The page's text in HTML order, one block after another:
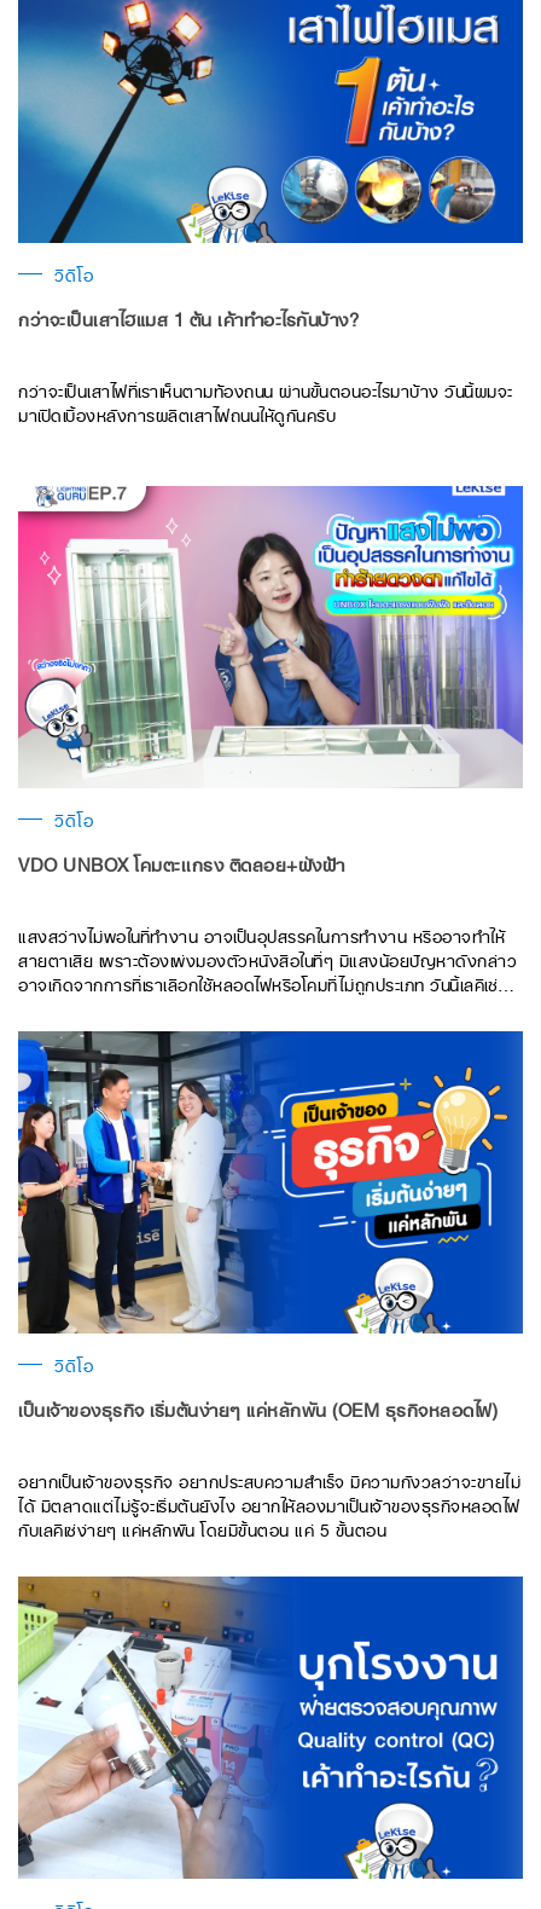
วิดีโอ
กว่าจะเป็นเสาไฮแมส 1 ต้น เค้าทำอะไรกันบ้าง?
กว่าจะเป็นเสาไฟที่เราเห็นตามท้องถนน ผ่านขั้นตอนอะไรมาบ้าง วันนี้ผมจะ
มาเปิดเบื้องหลังการผลิตเสาไฟถนนให้ดูกันครับ
วิดีโอ
VDO UNBOX โคมตะเเกรง ติดลอย+ฝังฝ้า
แสงสว่างไม่พอในที่ทำงาน อาจเป็นอุปสรรคในการทำงาน หรืออาจทำให้
สายตาเสีย เพราะต้องเพ่งมองตัวหนังสือในที่ๆ มีแสงน้อยปัญหาดังกล่าว
อาจเกิดจากการที่เราเลือกใช้หลอดไฟหรือโคมที่ไม่ถูกประเภท วันนี้เลคิเซ่จะ
ตะแกรงแบบฝังฝ้าและติดลอยจาก LeKise ตัวช่วยคุณแก้ไขปัญหาแสง
สว่างไม่เพียงพอ
วิดีโอ
เป็นเจ้าของธุรกิจ เริ่มต้นง่ายๆ แค่หลักพัน (OEM ธุรกิจหลอดไฟ)
อยากเป็นเจ้าของธุรกิจ อยากประสบความสำเร็จ มีความกังวลว่าจะขายไม่
ได้ มีตลาดแต่ไม่รู้จะเริ่มต้นยังไง อยากให้ลองมาเป็นเจ้าของธุรกิจหลอดไฟ
กับเลคิเซ่ง่ายๆ แค่หลักพัน โดยมีขั้นตอน แค่ 5 ขั้นตอน